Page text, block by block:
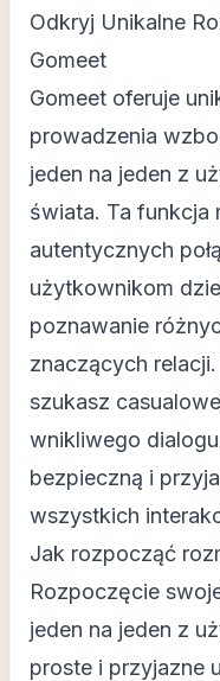
Odkryj Unikalne
Gomeet
Gomeet oferuje
prowadzenia
jeden na jeden z
świata. Ta funkcja
autentycznych
użytkownikom
poznawanie
znaczących
szukasz
wnikliwego
bezpieczną i
wszystkich
Jak rozpocząć
Rozpoczęcie
jeden na jeden z
proste i przyjazne